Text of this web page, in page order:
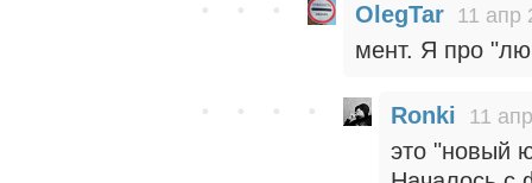
OlegTar 11 апр
мент. Я про
Ronki 11
это "новый